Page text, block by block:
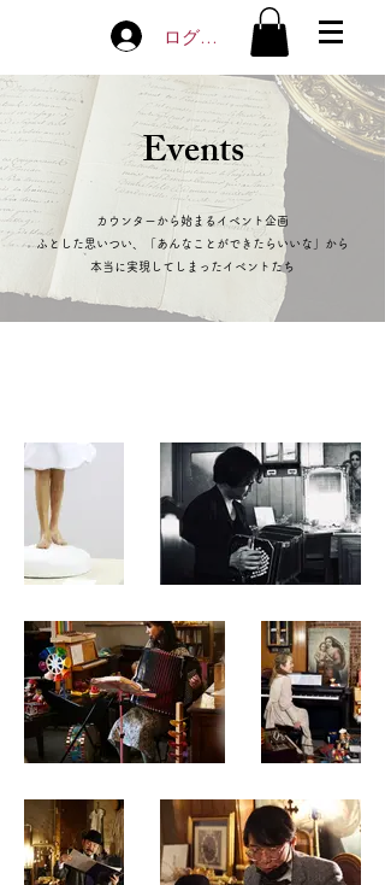
ログイン
​Events
カウンターから始まるイベント企画
ふとした思いつい、「あんなことができたらいいな」から
​本当に実現してしまったイベントたち